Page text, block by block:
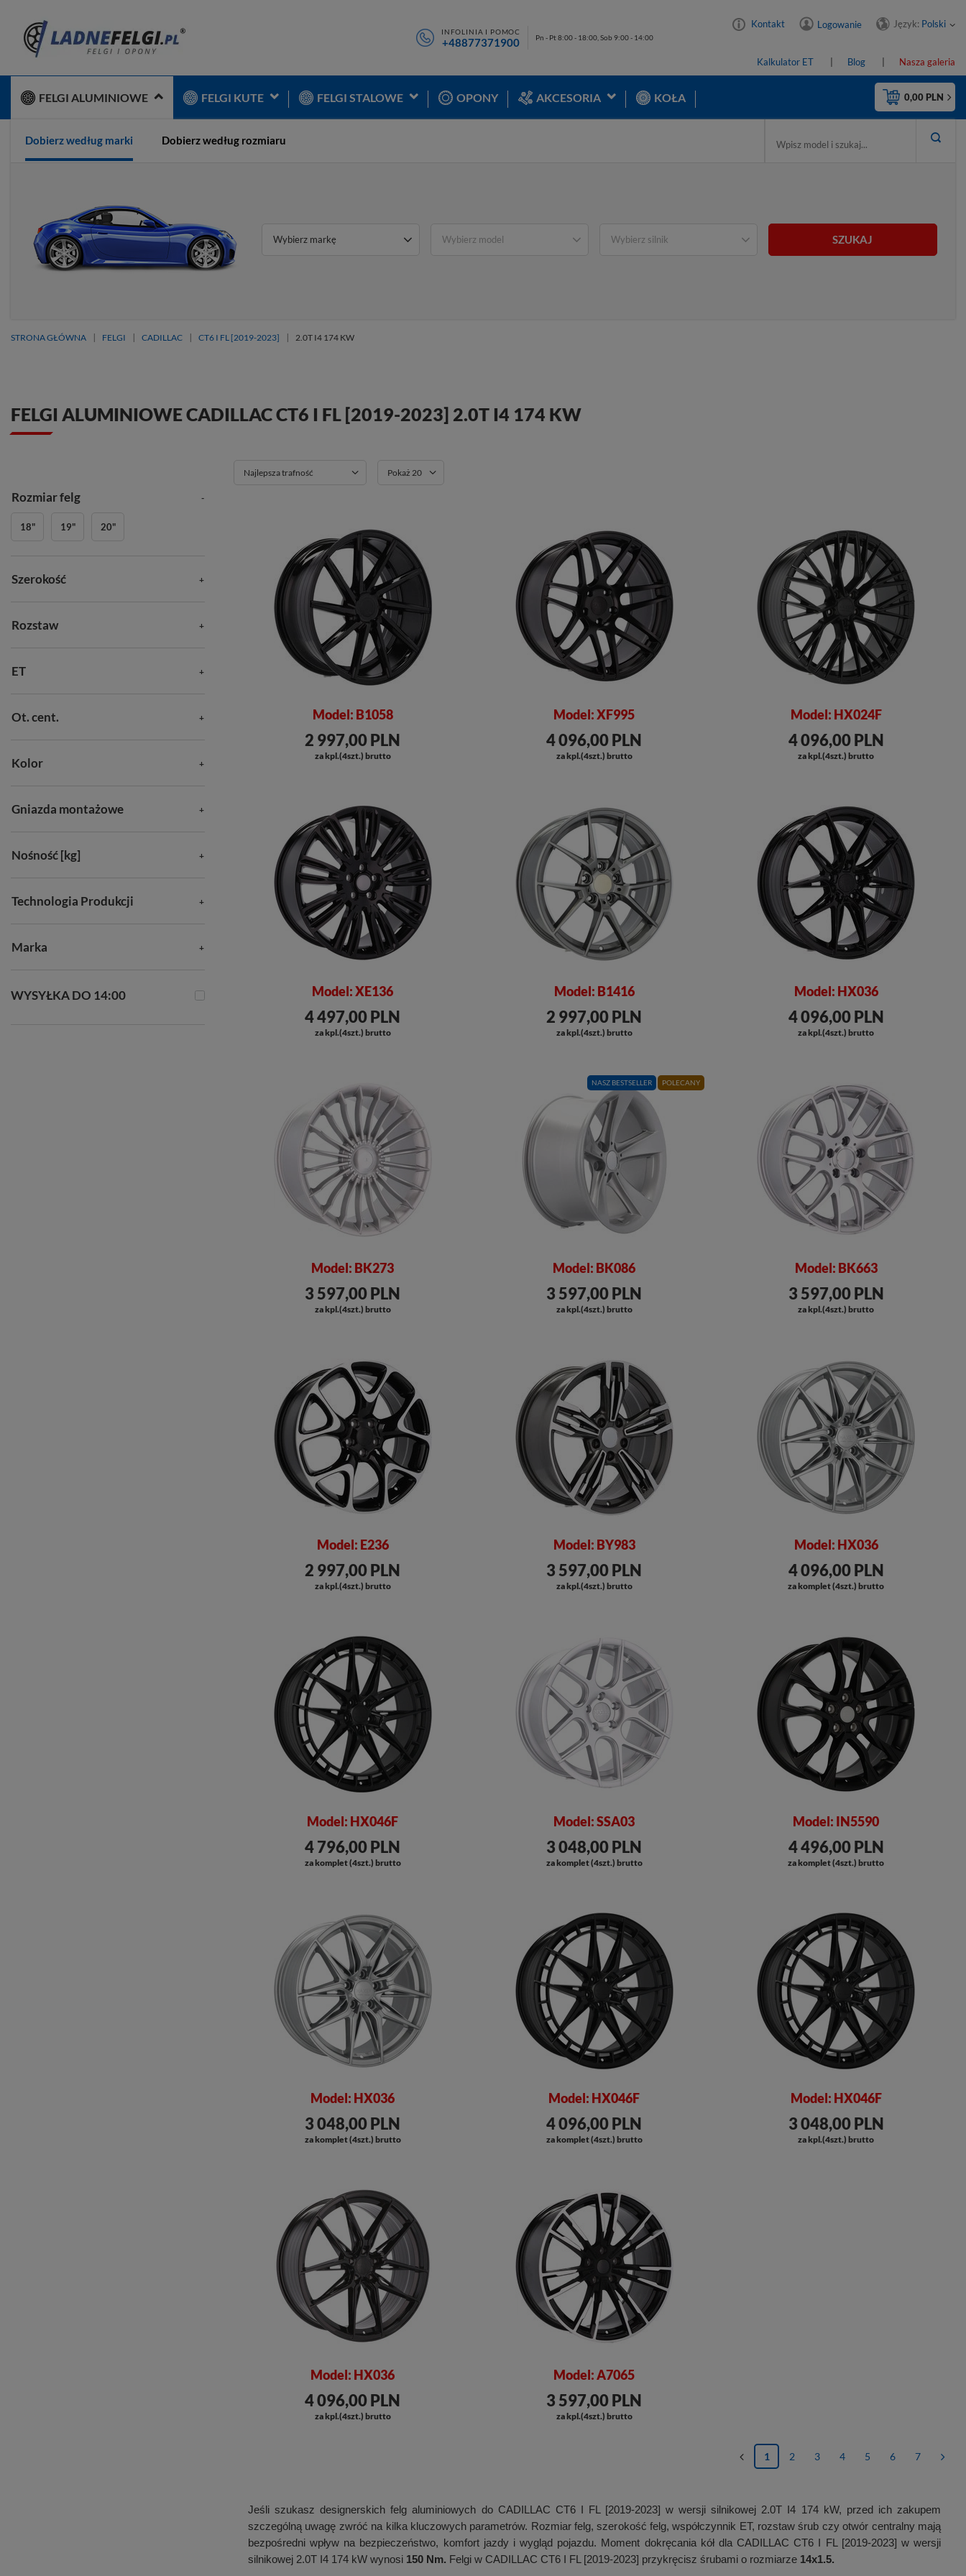
INFOLINIA I POMOC
+48877371900 Pn - Pt 8:00 - 18:00, Sob 9:00 - 14:00
Kontakt Logowanie Język: Polski
Kalkulator ET Blog Nasza galeria
0,00 PLN
FELGI ALUMINIOWE FELGI KUTE FELGI STALOWE OPONY AKCESORIA KOŁA
Dobierz według marki Dobierz według rozmiaru
Wybierz markę Wybierz model Wybierz silnik SZUKAJ
STRONA GŁÓWNA FELGI CADILLAC CT6 I FL [2019-2023] 2.0T I4 174 KW
FELGI ALUMINIOWE CADILLAC CT6 I FL [2019-2023] 2.0T I4 174 KW
Rozmiar felg
18" 19" 20"
Szerokość
Rozstaw
ET
Ot. cent.
Kolor
Gniazda montażowe
Nośność [kg]
Technologia Produkcji
Marka
WYSYŁKA DO 14:00
Najlepsza trafność Pokaż 20
Model: B1058
2 997,00 PLN
za kpl.(4szt.) brutto
Model: XF995
4 096,00 PLN
za kpl.(4szt.) brutto
Model: HX024F
4 096,00 PLN
za kpl.(4szt.) brutto
Model: XE136
4 497,00 PLN
za kpl.(4szt.) brutto
Model: B1416
2 997,00 PLN
za kpl.(4szt.) brutto
Model: HX036
4 096,00 PLN
za kpl.(4szt.) brutto
Model: BK273
3 597,00 PLN
za kpl.(4szt.) brutto
NASZ BESTSELLER POLECANY
Model: BK086
3 597,00 PLN
za kpl.(4szt.) brutto
Model: BK663
3 597,00 PLN
za kpl.(4szt.) brutto
Model: E236
2 997,00 PLN
za kpl.(4szt.) brutto
Model: BY983
3 597,00 PLN
za kpl.(4szt.) brutto
Model: HX036
4 096,00 PLN
za komplet (4szt.) brutto
Model: HX046F
4 796,00 PLN
za komplet (4szt.) brutto
Model: SSA03
3 048,00 PLN
za komplet (4szt.) brutto
Model: IN5590
4 496,00 PLN
za komplet (4szt.) brutto
Model: HX036
3 048,00 PLN
za komplet (4szt.) brutto
Model: HX046F
4 096,00 PLN
za komplet (4szt.) brutto
Model: HX046F
3 048,00 PLN
za kpl.(4szt.) brutto
Model: HX036
4 096,00 PLN
za kpl.(4szt.) brutto
Model: A7065
3 597,00 PLN
za kpl.(4szt.) brutto
1 2 3 4 5 6 7
Jeśli szukasz designerskich felg aluminiowych do CADILLAC CT6 I FL [2019-2023] w wersji silnikowej 2.0T I4 174 kW, przed ich zakupem
szczególną uwagę zwróć na kilka kluczowych parametrów. Rozmiar felg, szerokość felg, współczynnik ET, rozstaw śrub czy otwór centralny mają
bezpośredni wpływ na bezpieczeństwo, komfort jazdy i wygląd pojazdu. Moment dokręcania kół dla CADILLAC CT6 I FL [2019-2023] w wersji
silnikowej 2.0T I4 174 kW wynosi 150 Nm. Felgi w CADILLAC CT6 I FL [2019-2023] przykręcisz śrubami o rozmiarze 14x1.5.